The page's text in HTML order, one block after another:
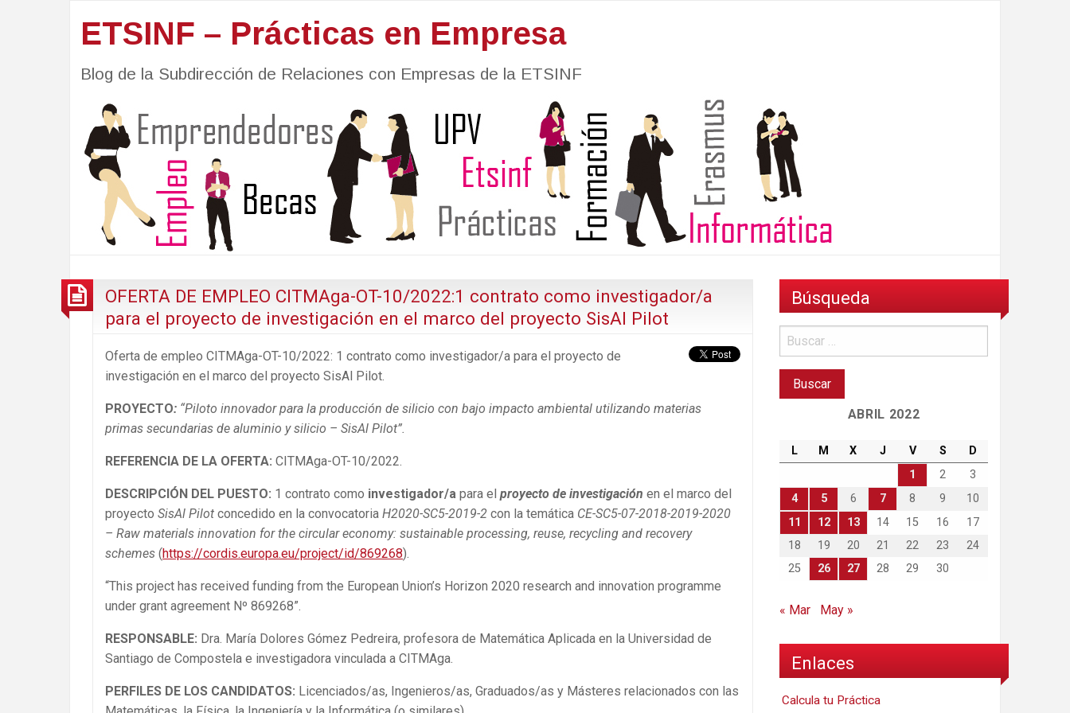
ETSINF – Prácticas en Empresa
Blog de la Subdirección de Relaciones con Empresas de la ETSINF
OFERTA DE EMPLEO CITMAga-OT-10/2022:1 contrato como investigador/a
para el proyecto de investigación en el marco del proyecto SisAl Pilot
Oferta de empleo CITMAga-OT-10/2022: 1 contrato como investigador/a para el proyecto de
investigación en el marco del proyecto SisAl Pilot.
PROYECTO: “Piloto innovador para la producción de silicio con bajo impacto ambiental utilizando materias
primas secundarias de aluminio y silicio – SisAl Pilot”.
REFERENCIA DE LA OFERTA: CITMAga-OT-10/2022.
DESCRIPCIÓN DEL PUESTO: 1 contrato como investigador/a para el proyecto de investigación en el marco del
proyecto SisAl Pilot concedido en la convocatoria H2020-SC5-2019-2 con la temática CE-SC5-07-2018-2019-2020
– Raw materials innovation for the circular economy: sustainable processing, reuse, recycling and recovery
schemes (https://cordis.europa.eu/project/id/869268).
“This project has received funding from the European Union’s Horizon 2020 research and innovation programme
under grant agreement Nº 869268”.
RESPONSABLE: Dra. María Dolores Gómez Pedreira, profesora de Matemática Aplicada en la Universidad de
Santiago de Compostela e investigadora vinculada a CITMAga.
PERFILES DE LOS CANDIDATOS: Licenciados/as, Ingenieros/as, Graduados/as y Másteres relacionados con las
Búsqueda
ABRIL 2022
L M X J V S
D
1
2
3
4
5 6 7 8 9
10
11
12 13 14 15 16
17
18
19 20 21 22 23
24
25
26 27 28 29 30
« Mar May »
Enlaces
Calcula tu Práctica